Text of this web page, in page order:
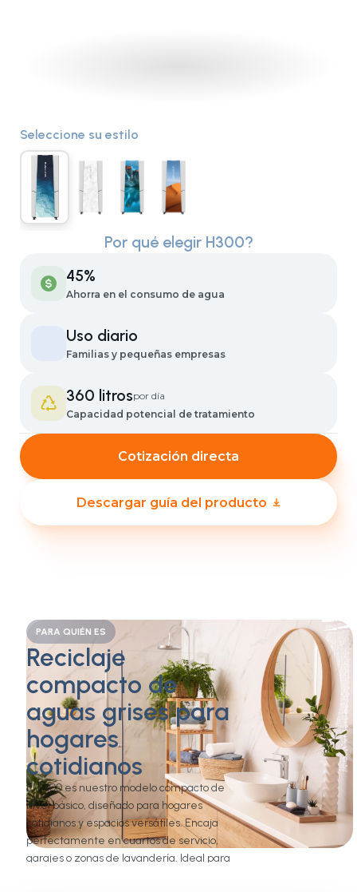
Seleccione su estilo
Por qué elegir H300?
45%
Ahorra en el consumo de agua
Uso diario
Familias y pequeñas empresas
360 litrospor día
Capacidad potencial de tratamiento
Cotización directa
Descargar guía del producto
PARA QUIÉN ES
Reciclaje
compacto de
aguas grises para
hogares
cotidianos
El H300 es nuestro modelo compacto de
nivel básico, diseñado para hogares
cotidianos y espacios versátiles. Encaja
perfectamente en cuartos de servicio,
garajes o zonas de lavandería. Ideal para